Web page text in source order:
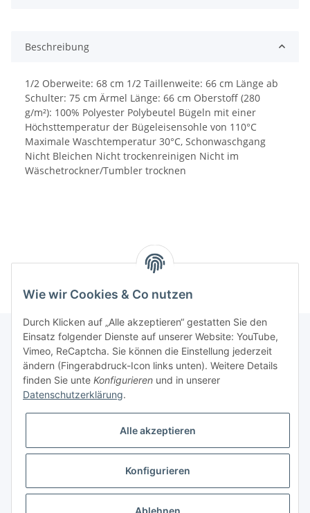
Beschreibung
1/2 Oberweite: 68 cm 1/2 Taillenweite: 66 cm Länge ab
Schulter: 75 cm Ärmel Länge: 66 cm Oberstoff (280
g/m²): 100% Polyester Polybeutel Bügeln mit einer
Höchsttemperatur der Bügeleisensohle von 110°C
Maximale Waschtemperatur 30°C, Schonwaschgang
Nicht Bleichen Nicht trockenreinigen Nicht im
Wäschetrockner/Tumbler trocknen
Informationen
Gesetzliche Informationen
* Alle Preise inkl. gesetzlicher USt., zzgl.Versand
Wie wir Cookies & Co nutzen
Durch Klicken auf „Alle akzeptieren“ gestatten Sie den
Einsatz folgender Dienste auf unserer Website: YouTube,
Vimeo, ReCaptcha. Sie können die Einstellung jederzeit
ändern (Fingerabdruck-Icon links unten). Weitere Details
finden Sie unte Konfigurieren und in unserer
Datenschutzerklärung.
Alle akzeptieren
Konfigurieren